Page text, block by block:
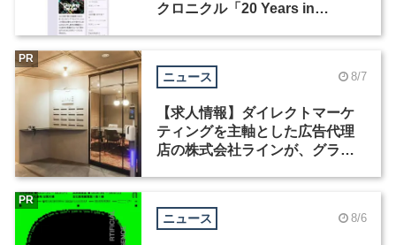
クロニクル「20 Years in
ニュース 8/7
【求人情報】ダイレクトマーケ
ティングを主軸とした広告代理
店の株式会社ラインが、グラフ
PR
ニュース 8/6
PR